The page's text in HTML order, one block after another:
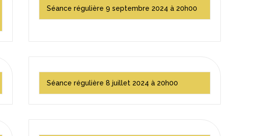
Séance régulière 9 septembre 2024 à 20h00
Séance régulière 8 juillet 2024 à 20h00